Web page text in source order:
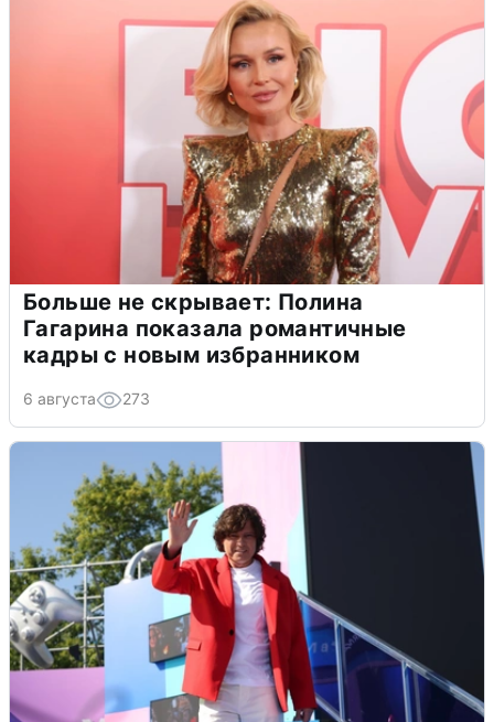
Больше не скрывает: Полина
Гагарина показала романтичные
кадры с новым избранником
6 августа 273